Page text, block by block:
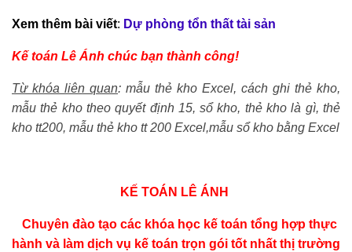
Xem thêm bài viết: Dự phòng tổn thất tài sản
Kế toán Lê Ánh chúc bạn thành công!
Từ khóa liên quan: mẫu thẻ kho Excel, cách ghi thẻ kho,
mẫu thẻ kho theo quyết định 15, sổ kho, thẻ kho là gì, thẻ
kho tt200, mẫu thẻ kho tt 200 Excel,mẫu sổ kho bằng Excel
KẾ TOÁN LÊ ÁNH
Chuyên đào tạo các khóa học kế toán tổng hợp thực
hành và làm dịch vụ kế toán trọn gói tốt nhất thị trường